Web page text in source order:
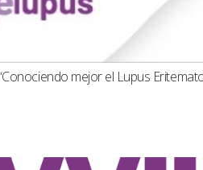
mejor el Lupus